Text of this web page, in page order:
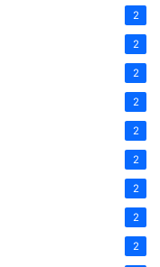
2
2
2
2
2
2
2
2
2